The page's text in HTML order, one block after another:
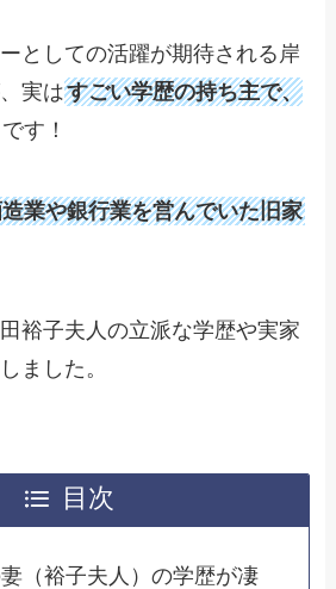
としての活躍が期待される岸
実はすごい学歴の持ち主で、
す！
業や銀行業を営んでいた旧家
裕子夫人の立派な学歴や実家
査しました。
目次
（裕子夫人）の学歴が凄